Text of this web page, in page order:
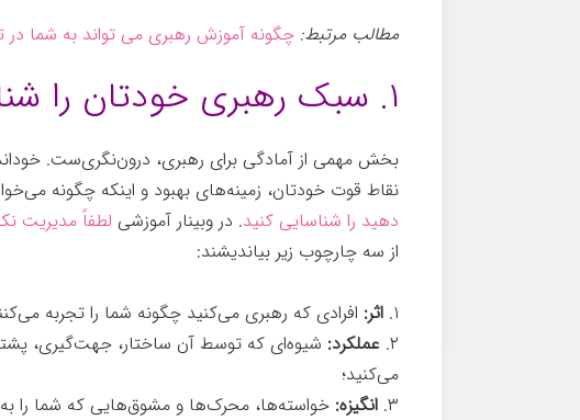
مطالب مرتبط: چگونه آموزش رهبری می تواند به شما در
۱. سبک رهبری خودتان را شناسایی کنید
بخش مهمی از آمادگی برای رهبری، درون‌نگری‌ست.
نقاط قوت خودتان، زمینه‌های بهبود و اینکه چگونه
دهید را شناسایی کنید. در وبینار آموزشی لطفاً مدیریت
از سه چارچوب زیر بیاندیشند:
۱. اثر: افرادی که رهبری می‌کنید چگونه شما را تجربه
۲. عملکرد: شیوه‌ای که توسط آن ساختار، جهت‌گیری،
می‌کنید؛
۳. انگیزه: خواسته‌ها، محرک‌ها و مشوق‌هایی که شما را